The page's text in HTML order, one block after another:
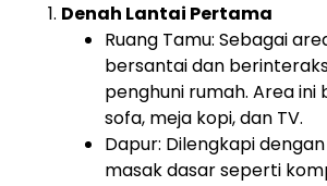
Denah Lantai Pertama
Ruang Tamu: Sebagai
bersantai dan
penghuni rumah. Area ini
sofa, meja kopi, dan TV.
Dapur: Dilengkapi
masak dasar seperti